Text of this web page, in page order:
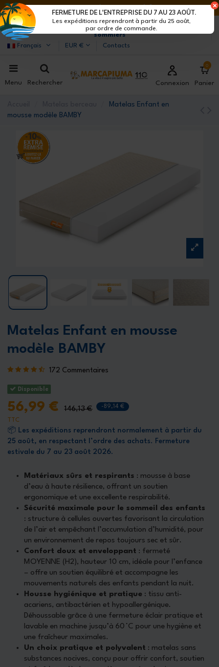
Marcapiuma| Fabricants de matelas, oreillers et
sommiers
Français
EUR € Contacts
Menu Rechercher Connexion
0
Panier
Matelas Enfant en
mousse modèle BAMBY
Matelas Enfant en mousse
modèle BAMBY
172 Commentaires
Disponible
56,99 € 146,13 € -89,14 €
TTC
📦 Les expéditions reprendront normalement à partir du
25 août, en respectant l’ordre des achats. Fermeture
estivale du 7 au 23 août 2026.
Matériaux sûrs et respirants : mousse à base
d’eau à haute résilience, offrant un soutien
ergonomique et une excellente respirabilité.
Sécurité maximale pour le sommeil des enfants
: structure à cellules ouvertes favorisant la circulation
de l’air et empêchant l’accumulation d’humidité, pour
un environnement de repos toujours sec et sûr.
Confort doux et enveloppant : fermeté
MOYENNE (H2), hauteur 10 cm, idéale pour l’enfance
– offre un soutien équilibré et accompagne les
mouvements naturels des enfants pendant la nuit.
Housse hygiénique et pratique : tissu anti-
acariens, antibactérien et hypoallergénique.
Déhoussable grâce à une fermeture éclair pratique et
lavable en machine jusqu’à 60 °C pour une hygiène et
une fraîcheur maximales.
Un choix pratique et polyvalent : matelas sans
substances nocives, conçu pour offrir confort, soutien
Les expéditions reprendront à partir du 25 août,
par ordre de commande.
FERMETURE DE L'ENTREPRISE DU 7 AU 23 AOÛT.